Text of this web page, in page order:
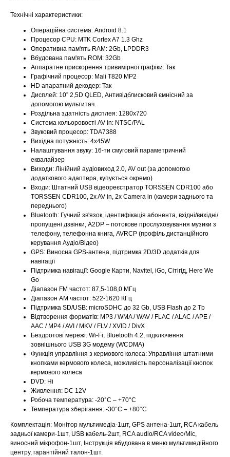
Технічні характеристики:
Операційна система: Android 8.1
Процесор CPU: MTK Cortex A7 1.3 Ghz
Оперативна пам'ять RAM: 2Gb, LPDDR3
Вбудована пам'ять ROM: 32Gb
Аппаратне прискорення тривимірної графіки: Так
Графічний процесор: Mali T820 MP2
HD апаратний декодер: Так
Дисплей: 10” 2,5D QLED, Антивідблисковий ємнісний за
допомогою мультитач.
Роздільна здатність дисплея: 1280x720
Система кольоровості AV in: NTSC/PAL
Звуковий процесор: TDA7388
Вихідна потужність: 4х45W
Налаштування звуку: 16-ти смуговий параметричний
еквалайзер
Виходи: Лінійний аудіовиход 2.0, AV out (за допомогою
додаткового адаптера, купується окремо)
Входи: Штатний USB відеореєстратор TORSSEN CDR100 або
TORSSEN CDR100, 2x AV in, 2x Camera in (камери заднього та
переднього)
Bluetooth: Гучний зв'язок, ідентифікація абонента, вхідні/вихідні/
пропущені дзвінки, A2DP – потокове прослуховування музики з
телефону, телефонна книга, AVRCP (профіль дистанційного
керування Аудіо/Відео)
GPS: Виносна GPS-антена, підтримка 2D/3D додатків для
навігації
Підтримка навігації: Google Карти, Navitel, iGo, Сітігід, Here We
Go
Діапазон FM частот: 87,5-108,0 МГц
Діапазон АМ частот: 522-1620 КГц
Підтримка SD/USB: microSDHC до 32 Gb, USB Flash до 2 Tb
Відтворення форматів: MP3 / WMA / WAV / FLAC / ALAC / APE /
AAC / MP4 / AVI / MKV / FLV / XVID / DivX
Бездротові мережі: Wi-Fi, Bluetooth 4.2, підключення
зовнішнього USB 3G модему (WCDMA)
Функція управління з кермового колеса: Управління штатними
кнопками кермового колеса, можливість персоналізації кнопок
кермового колеса
DVD: Ні
Живлення: DC 12V
Робоча температура: -20°C – +70°C
Температура зберігання: -30°C – +80°C
Комплектація: Монітор мультимедіа-1шт, GPS антена-1шт, RCA кабель
задньої камери-1шт, USB кабель-2шт, RCA audio/RCA video/Mic,
виносний мікрофон-1шт, Інструкція вбудована в меню мультимедійного
центру, гарантійний талон-1шт.